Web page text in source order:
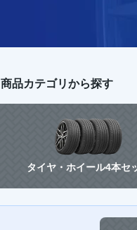
商品カテゴリから探す
タイヤ・ホイール4本セ